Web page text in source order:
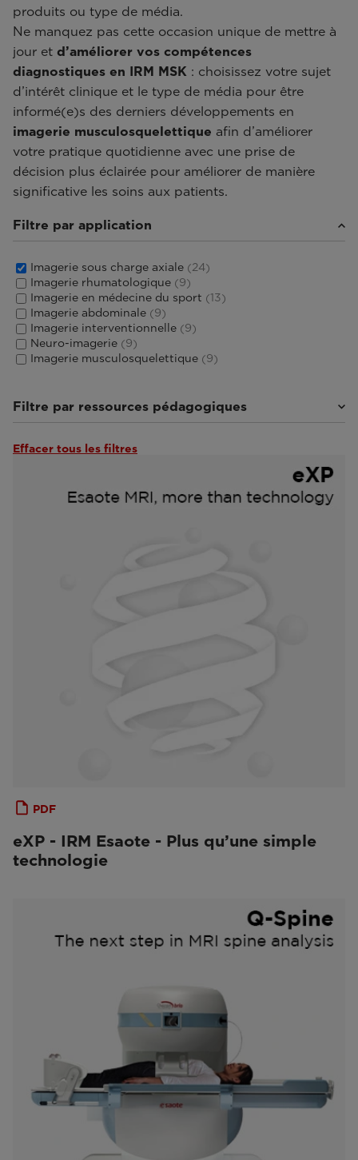
produits ou type de média.
Ne manquez pas cette occasion unique de mettre à
jour et d’améliorer vos compétences
diagnostiques en IRM MSK : choisissez votre sujet
d’intérêt clinique et le type de média pour être
informé(e)s des derniers développements en
imagerie musculosquelettique afin d’améliorer
votre pratique quotidienne avec une prise de
décision plus éclairée pour améliorer de manière
significative les soins aux patients.
Filtre par application
Imagerie sous charge axiale (24)
Imagerie rhumatologique (9)
Imagerie en médecine du sport (13)
Imagerie abdominale (9)
Imagerie interventionnelle (9)
Neuro-imagerie (9)
Imagerie musculosquelettique (9)
Filtre par ressources pédagogiques
Documentation clinique
Par les experts(1)
Effacer tous les filtres
PDF
eXP - IRM Esaote - Plus qu’une simple
technologie